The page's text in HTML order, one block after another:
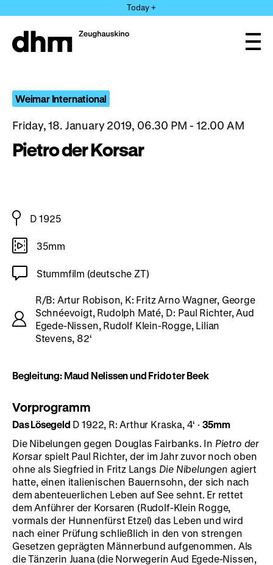
directly
the
Today +
Weimar International
Friday, 18. January 2019, 06.30 PM - 12.00 AM
Pietro der Korsar
D 1925
35mm
Stummfilm (deutsche ZT)
R/B: Artur Robison, K: Fritz Arno Wagner, George
Schnéevoigt, Rudolph Maté, D: Paul Richter, Aud
Egede-Nissen, Rudolf Klein-Rogge, Lilian
Stevens, 82‘
Begleitung: Maud Nelissen und Frido ter Beek
Vorprogramm
Das Lösegeld D 1922, R: Arthur Kraska, 4‘ · 35mm
Die Nibelungen gegen Douglas Fairbanks. In Pietro der
Korsarspielt Paul Richter, der im Jahr zuvor noch oben
ohne als Siegfried in Fritz Langs Die Nibelungen agiert
hatte, einen italienischen Bauernsohn, der sich nach
dem abenteuerlichen Leben auf See sehnt. Er rettet
dem Anführer der Korsaren (Rudolf-Klein Rogge,
vormals der Hunnenfürst Etzel) das Leben und wird
nach einer Prüfung schließlich in den von strengen
Gesetzen geprägten Männerbund aufgenommen. Als
die Tänzerin Juana (die Norwegerin Aud Egede-Nissen,